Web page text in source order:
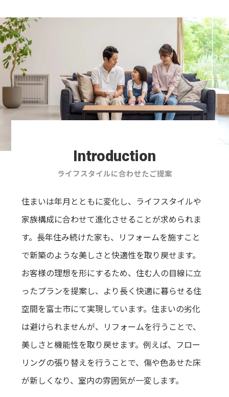
Introduction
ライフスタイルに合わせたご提案
住まいは年月とともに変化し、ライフスタイルや
家族構成に合わせて進化させることが求められま
す。長年住み続けた家も、リフォームを施すこと
で新築のような美しさと快適性を取り戻せます。
お客様の理想を形にするため、住む人の目線に立
ったプランを提案し、より長く快適に暮らせる住
空間を富士市にて実現しています。住まいの劣化
は避けられませんが、リフォームを行うことで、
美しさと機能性を取り戻せます。例えば、フロー
リングの張り替えを行うことで、傷や色あせた床
が新しくなり、室内の雰囲気が一変します。